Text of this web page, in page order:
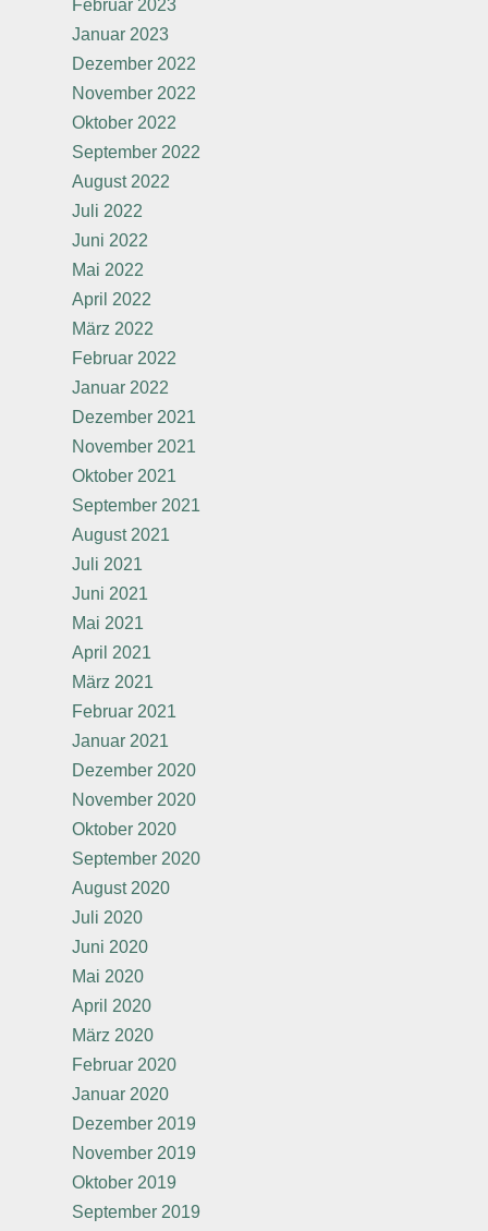
Februar 2023
Januar 2023
Dezember 2022
November 2022
Oktober 2022
September 2022
August 2022
Juli 2022
Juni 2022
Mai 2022
April 2022
März 2022
Februar 2022
Januar 2022
Dezember 2021
November 2021
Oktober 2021
September 2021
August 2021
Juli 2021
Juni 2021
Mai 2021
April 2021
März 2021
Februar 2021
Januar 2021
Dezember 2020
November 2020
Oktober 2020
September 2020
August 2020
Juli 2020
Juni 2020
Mai 2020
April 2020
März 2020
Februar 2020
Januar 2020
Dezember 2019
November 2019
Oktober 2019
September 2019